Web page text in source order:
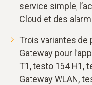
service simple,
Cloud et des
Trois variantes de
Gateway pour
T1, testo 164 H1,
Gateway WLAN,